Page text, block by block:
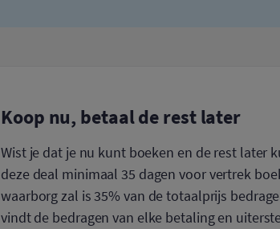
Koop nu, betaal de rest later
Wist je dat je nu kunt boeken en de rest later
deze deal minimaal 35 dagen voor vertrek
waarborg zal is 35% van de totaalprijs
vindt de bedragen van elke betaling en